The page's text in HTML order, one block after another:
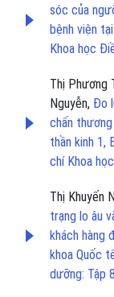
sóc của
bệnh viện
Khoa học
Thị Phương
Nguyễn, Đo
chấn
thần kinh 1,
chí Khoa
Thị Khuyến
trạng lo âu
khách hàng
khoa Quốc
dưỡng: Tập